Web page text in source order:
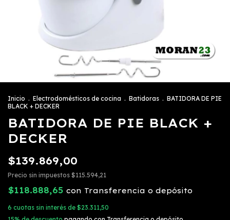
Inicio . Electrodomésticos de cocina . Batidoras . BATIDORA DE PIE
BLACK + DECKER
BATIDORA DE PIE BLACK +
DECKER
$139.869,00
Precio sin impuestos $115.594,21
$118.888,65 con Transferencia o depósito
6 cuotas sin interés de $23.311,50